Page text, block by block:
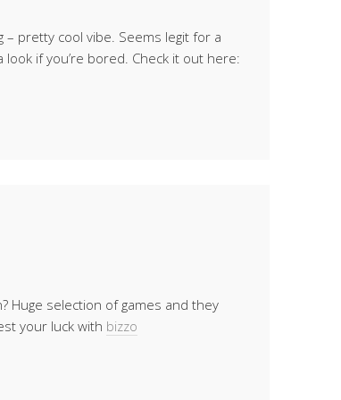
pretty cool vibe. Seems legit for a
if you’re bored. Check it out here:
Huge selection of games and they
your luck with bizzo